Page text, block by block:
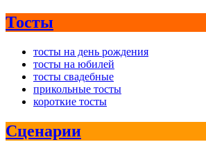
Тосты
тосты на день рождения
тосты на юбилей
тосты свадебные
прикольные тосты
короткие тосты
Сценарии